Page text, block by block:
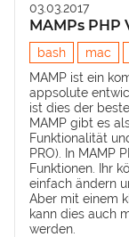
03.03.2017
MAMPs
bash mac
MAMP ist ein
appsolute
ist dies der beste
MAMP gibt es
Funktionalität
PRO). In MAMP
Funktionen. Ihr
einfach ändern
Aber mit einem
kann dies auch
werden.